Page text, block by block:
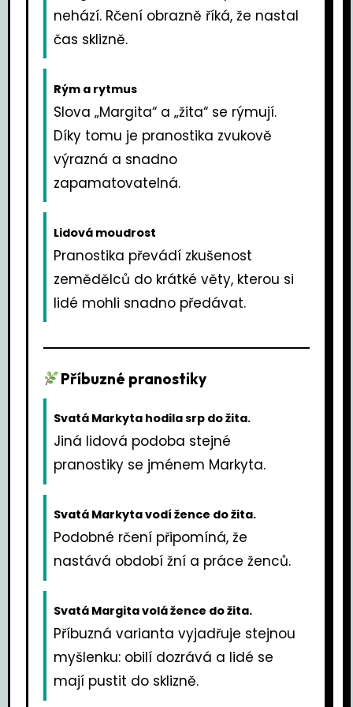
nehází. Rčení obrazně říká, že nastal
čas sklizně.
Rým a rytmus
Slova „Margita“ a „žita“ se rýmují.
Díky tomu je pranostika zvukově
výrazná a snadno
zapamatovatelná.
Lidová moudrost
Pranostika převádí zkušenost
zemědělců do krátké věty, kterou si
lidé mohli snadno předávat.
Příbuzné pranostiky
Svatá Markyta hodila srp do žita.
Jiná lidová podoba stejné
pranostiky se jménem Markyta.
Svatá Markyta vodí žence do žita.
Podobné rčení připomíná, že
nastává období žní a práce ženců.
Svatá Margita volá žence do žita.
Příbuzná varianta vyjadřuje stejnou
myšlenku: obilí dozrává a lidé se
mají pustit do sklizně.